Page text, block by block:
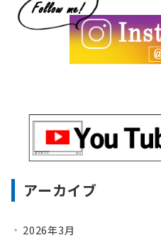
アーカイブ
2026年3月